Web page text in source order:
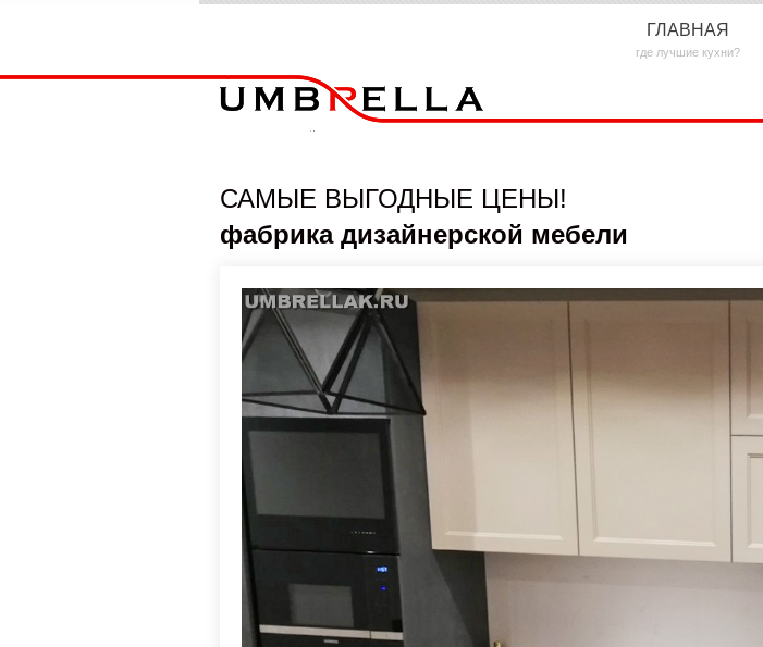
ГЛАВНАЯ
где лучшие кухни?
САМЫЕ ВЫГОДНЫЕ ЦЕНЫ!
фабрика дизайнерской мебели